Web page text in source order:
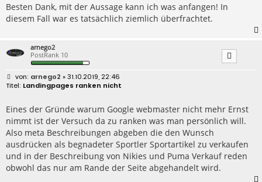
Besten Dank, mit der Aussage kann ich was anfangen! In
diesem Fall war es tatsächlich ziemlich überfrachtet.
arnego2
PostRank 10
B
e
r
a
g
arnego2 » 31.10.2019, 22:46
Landingpages ranken nicht
Eines der Gründe warum Google webmaster nicht mehr Ernst
nimmt ist der Versuch da zu ranken was man persönlich will.
Also meta Beschreibungen abgeben die den Wunsch
ausdrücken als begnadeter Sportler Sportartikel zu verkaufen
und in der Beschreibung von Nikies und Puma Verkauf reden
obwohl das nur am Rande der Seite abgehandelt wird.